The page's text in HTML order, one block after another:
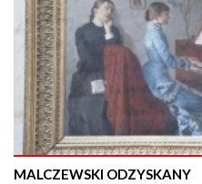
MALCZEWSKI ODZYSKANY